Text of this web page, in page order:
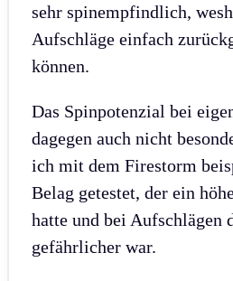
sehr spinempfindlich,
Aufschläge einfach
können.
Das Spinpotenzial bei
dagegen auch nicht
ich mit dem Firestorm
Belag getestet, der ein
hatte und bei Aufschlägen
gefährlicher war.